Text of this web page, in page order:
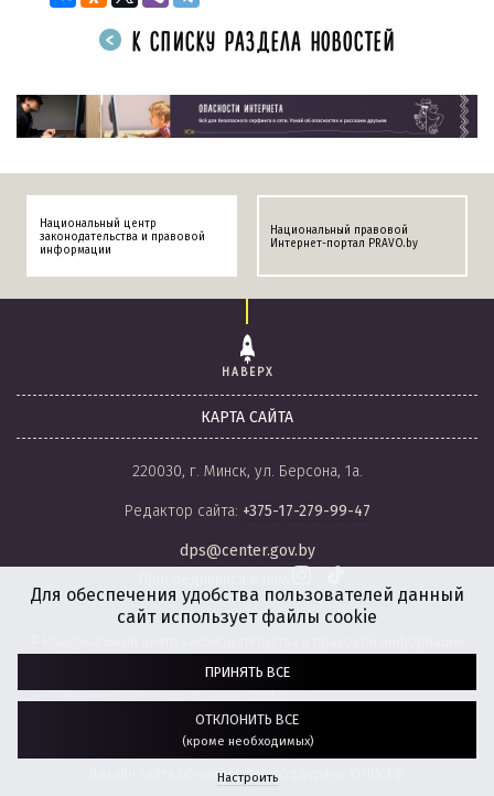
К СПИСКУ РАЗДЕЛА НОВОСТЕЙ
Национальный центр
законодательства и правовой
информации
Национальный правовой
Интернет-портал PRAVO.by
НАВЕРХ
КАРТА САЙТА
220030, г. Минск, ул. Берсона, 1а.
Редактор сайта: +375-17-279-99-47
dps@center.gov.by
Разработка сайта: агентство
“ГЕНШТАБ”
Дизайн сайта обновлен при поддержке ЮНИСЕФ.
Для обеспечения удобства пользователей данный
сайт использует файлы cookie
ПРИНЯТЬ ВСЕ
ОТКЛОНИТЬ ВСЕ
(кроме необходимых)
Настроить